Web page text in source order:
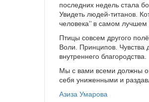
последних недель стала
Увидеть людей-титанов.
человека’’ в самом лучшем
Птицы совсем другого
Воли. Принципов. Чувства
внутреннего благородства.
Мы с вами всеми должны о
себя униженными и
Азиза Умарова